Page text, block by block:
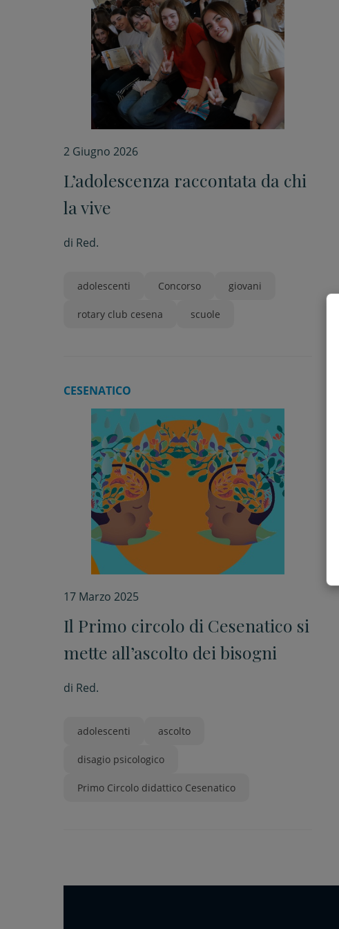
2 Giugno 2026
L’adolescenza raccontata da chi
la vive
di Red.
adolescenti Concorso giovani
rotary club cesena scuole
CESENATICO
17 Marzo 2025
Il Primo circolo di Cesenatico si
mette all’ascolto dei bisogni
di Red.
adolescenti ascolto
disagio psicologico
Primo Circolo didattico Cesenatico